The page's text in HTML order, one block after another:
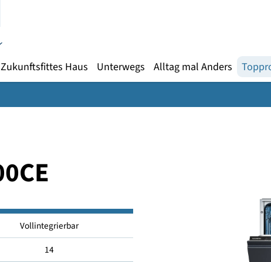
Zukunftsfittes Haus Unterwegs Alltag mal
Vollintegrierbar